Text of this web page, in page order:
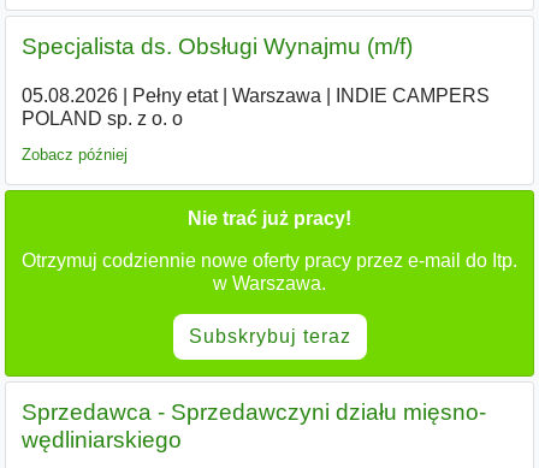
Specjalista ds. Obsługi Wynajmu (m/f)
05.08.2026| Pełny etat| Warszawa|
INDIE CAMPERS
POLAND sp. z o. o
Zobacz później
Nie trać już pracy!
Otrzymuj codziennie nowe oferty pracy przez e-mail do Itp.
w Warszawa.
Subskrybuj teraz
Sprzedawca - Sprzedawczyni działu mięsno-
wędliniarskiego